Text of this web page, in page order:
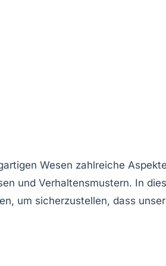
Wesen zahlreiche
und Verhaltensmustern. In
um sicherzustellen, dass